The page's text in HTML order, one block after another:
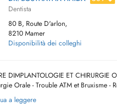
Dentista
80 B, Route D'arlon,
8210 Mamer
Disponibilità dei colleghi
DIMPLANTOLOGIE ET
Orale - Trouble ATM et Bruxisme -
extractions dentaire - Chirurgie pré-
a leggere